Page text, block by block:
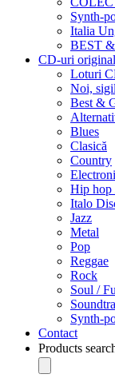
Synth-
Italia
BEST
CD-uri
Loturi
Noi,
Best &
Blues
Clasică
Country
Hip hop
Italo
Jazz
Metal
Pop
Reggae
Rock
Soul /
Synth-
Contact
Products